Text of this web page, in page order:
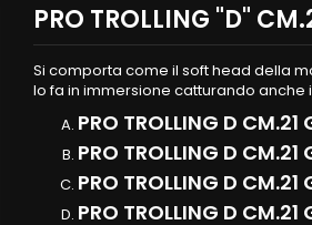
PRO TROLLING "D"
Si comporta come il soft head della
lo fa in immersione catturando anche
PRO TROLLING D CM.21
PRO TROLLING D CM.21
PRO TROLLING D CM.21
PRO TROLLING D CM.21